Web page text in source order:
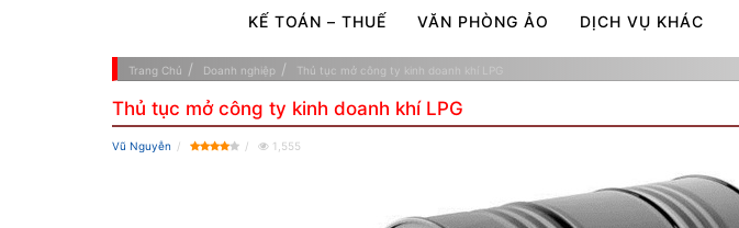
KẾ TOÁN – THUẾ
VĂN PHÒNG ẢO DỊCH VỤ KHÁC
Trang Chủ Doanh nghiệp Thủ tục mở công ty kinh doanh khí LPG
Thủ tục mở công ty kinh doanh khí LPG
Vũ Nguyễn 1,555